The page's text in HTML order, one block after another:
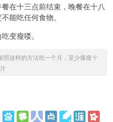
在十三点前结束，晚餐在十八
能吃任何食物。
变瘦喽。
照这样的方法吃一个月，至少爆瘦十
斤